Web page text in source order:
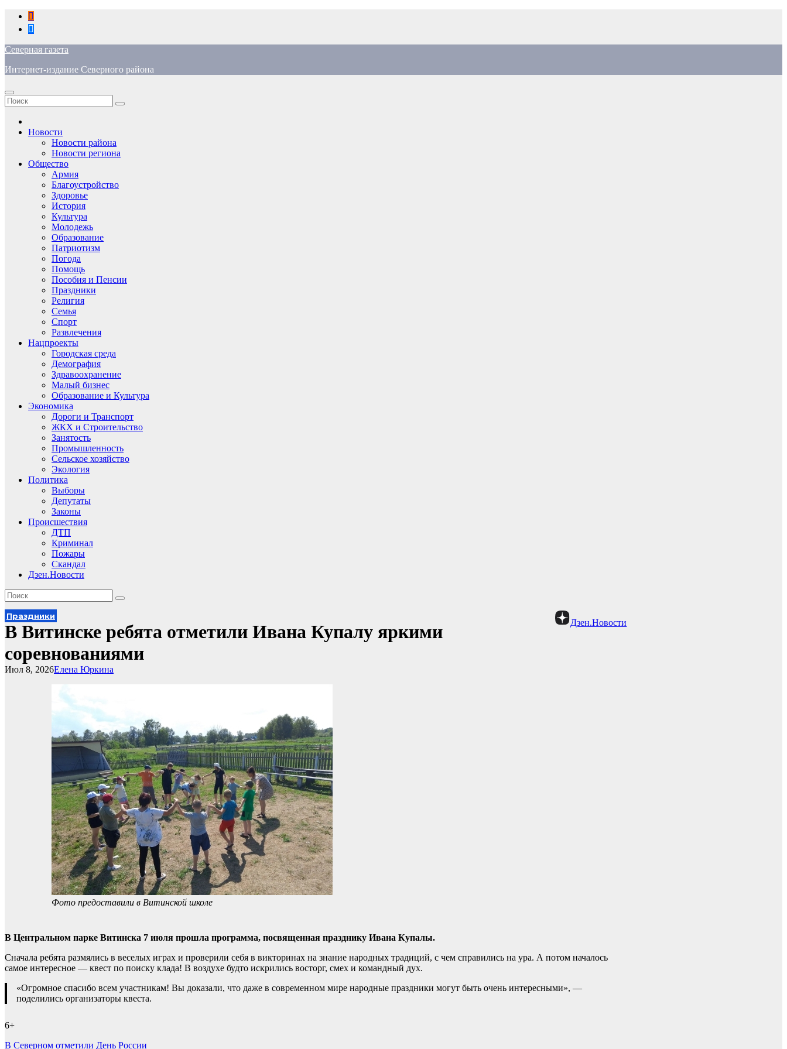
Перейти
содержимому
Северная газета
Интернет-издание Северного района
Новости
Новости района
Новости региона
Общество
Армия
Благоустройство
Здоровье
История
Культура
Молодежь
Образование
Патриотизм
Погода
Помощь
Пособия и Пенсии
Праздники
Религия
Семья
Спорт
Развлечения
Нацпроекты
Городская среда
Демография
Здравоохранение
Малый бизнес
Образование и Культура
Экономика
Дороги и Транспорт
ЖКХ и Строительство
Занятость
Промышленность
Сельское хозяйство
Экология
Политика
Выборы
Депутаты
Законы
Происшествия
ДТП
Криминал
Пожары
Скандал
Дзен.Новости
Дзен.Новости
Праздники
В Витинске ребята отметили Ивана Купалу яркими
соревнованиями
Елена Юркина
Июл 8, 2026
Фото предоставили в Витинской школе
В Центральном парке Витинска 7 июля прошла программа, посвященная празднику Ивана Купалы.
Сначала ребята размялись в веселых играх и проверили себя в викторинах на знание народных традиций, с чем справились на ура. А потом началось
самое интересное — квест по поиску клада! В воздухе будто искрились восторг, смех и командный дух.
«Огромное спасибо всем участникам! Вы доказали, что даже в современном мире народные праздники могут быть очень интересными», —
поделились организаторы квеста.
6+
В Северном отметили День России